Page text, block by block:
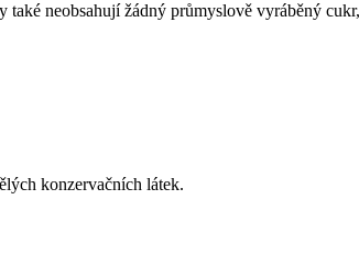
neobsahují žádný průmyslově vyráběný
konzervačních látek.